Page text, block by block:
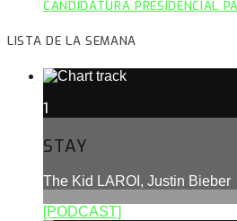
CANDIDATURA PRESIDENCIAL
LISTA DE LA SEMANA
1
STAY
The Kid LAROI, Justin Bieber
[PODCAST]